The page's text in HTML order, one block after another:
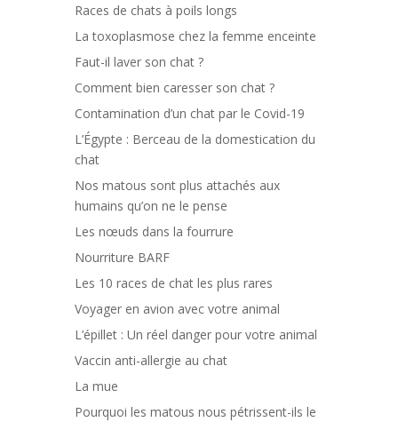
Races de chats à poils longs
La toxoplasmose chez la femme enceinte
Faut-il laver son chat ?
Comment bien caresser son chat ?
Contamination d’un chat par le Covid-19
L’Égypte : Berceau de la domestication du
chat
Nos matous sont plus attachés aux
humains qu’on ne le pense
Les nœuds dans la fourrure
Nourriture BARF
Les 10 races de chat les plus rares
Voyager en avion avec votre animal
L’épillet : Un réel danger pour votre animal
Vaccin anti-allergie au chat
La mue
Pourquoi les matous nous pétrissent-ils le